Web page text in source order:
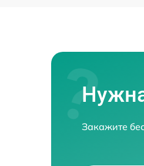
Закажите